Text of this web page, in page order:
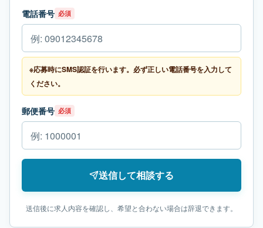
電話番号 必須
※応募時にSMS認証を行います。必ず正しい電話番号を入力して
ください。
郵便番号 必須
送信して相談する
送信後に求人内容を確認し、希望と合わない場合は辞退できます。